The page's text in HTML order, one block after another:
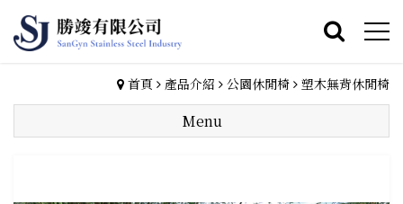
首頁 產品介紹 公園休閒椅 塑木無背休閒椅
Menu